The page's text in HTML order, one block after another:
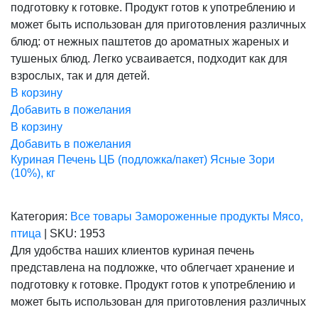
подготовку к готовке. Продукт готов к употреблению и
может быть использован для приготовления различных
блюд: от нежных паштетов до ароматных жареных и
тушеных блюд. Легко усваивается, подходит как для
взрослых, так и для детей.
В корзину
Добавить в пожелания
В корзину
Добавить в пожелания
Куриная Печень ЦБ (подложка/пакет) Ясные Зори
(10%), кг
Категория: Все товары Замороженные продукты Мясо,
птица
SKU: 1953
Для удобства наших клиентов куриная печень
представлена на подложке, что облегчает хранение и
подготовку к готовке. Продукт готов к употреблению и
может быть использован для приготовления различных